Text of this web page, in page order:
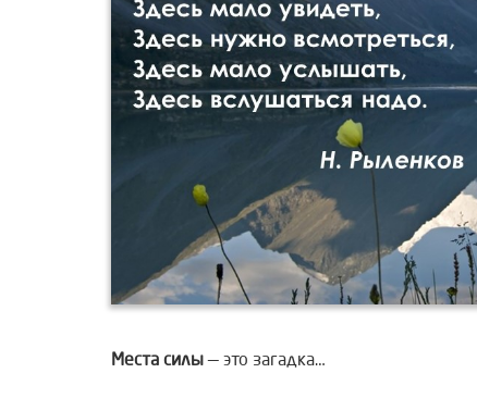
Места силы— это загадка…